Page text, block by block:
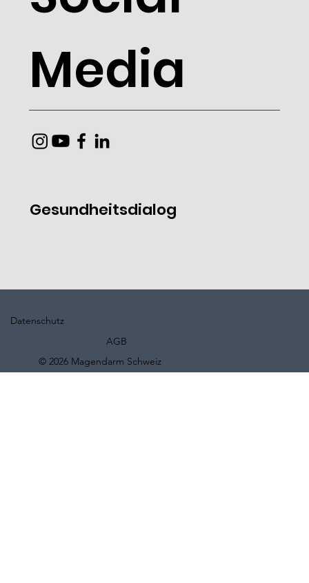
Media
Gesundheitsdialog
© 2026 Magendarm Schweiz
AGB
Datenschutz